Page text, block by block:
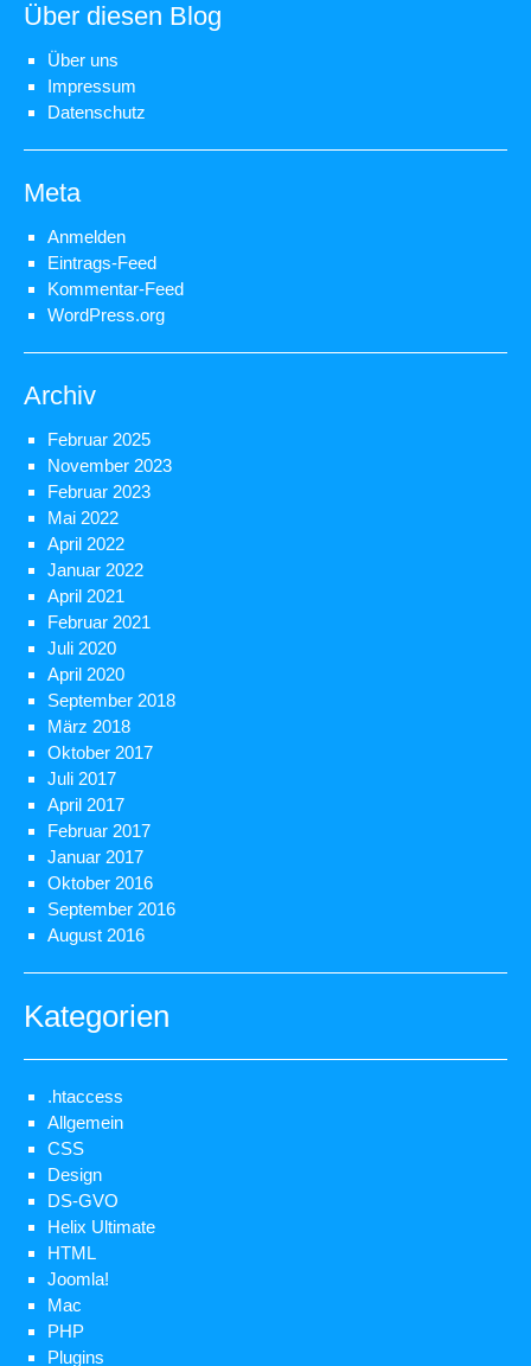
Über diesen Blog
Über uns
Impressum
Datenschutz
Meta
Anmelden
Eintrags-Feed
Kommentar-Feed
WordPress.org
Archiv
Februar 2025
November 2023
Februar 2023
Mai 2022
April 2022
Januar 2022
April 2021
Februar 2021
Juli 2020
April 2020
September 2018
März 2018
Oktober 2017
Juli 2017
April 2017
Februar 2017
Januar 2017
Oktober 2016
September 2016
August 2016
Kategorien
.htaccess
Allgemein
CSS
Design
DS-GVO
Helix Ultimate
HTML
Joomla!
Mac
PHP
Plugins